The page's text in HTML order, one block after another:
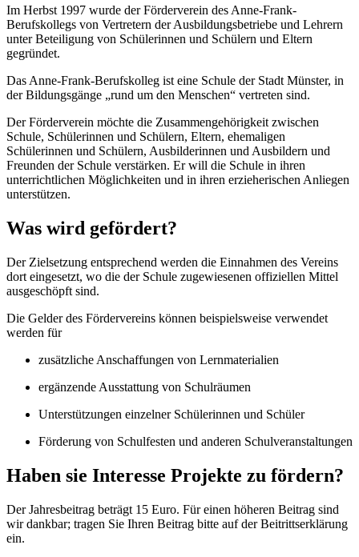
Im Herbst 1997 wurde der Förderverein des Anne-Frank-
Berufskollegs von Vertretern der Ausbildungsbetriebe und Lehrern
unter Beteiligung von Schülerinnen und Schülern und Eltern
gegründet.
Das Anne-Frank-Berufskolleg ist eine Schule der Stadt Münster, in
der Bildungsgänge „rund um den Menschen“ vertreten sind.
Der Förderverein möchte die Zusammengehörigkeit zwischen
Schule, Schülerinnen und Schülern, Eltern, ehemaligen
Schülerinnen und Schülern, Ausbilderinnen und Ausbildern und
Freunden der Schule verstärken. Er will die Schule in ihren
unterrichtlichen Möglichkeiten und in ihren erzieherischen Anliegen
unterstützen.
Was wird gefördert?
Der Zielsetzung entsprechend werden die Einnahmen des Vereins
dort eingesetzt, wo die der Schule zugewiesenen offiziellen Mittel
ausgeschöpft sind.
Die Gelder des Fördervereins können beispielsweise verwendet
werden für
zusätzliche Anschaffungen von Lernmaterialien
ergänzende Ausstattung von Schulräumen
Unterstützungen einzelner Schülerinnen und Schüler
Förderung von Schulfesten und anderen Schulveranstaltungen
Haben sie Interesse Projekte zu fördern?
Der Jahresbeitrag beträgt 15 Euro. Für einen höheren Beitrag sind
wir dankbar; tragen Sie Ihren Beitrag bitte auf der Beitrittserklärung
ein.